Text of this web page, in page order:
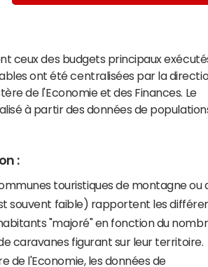
ceux des budgets principaux
ont été centralisées par la
de l'Economie et des Finances. Le
à partir des données de
:
touristiques de montagne ou
souvent faible) rapportent les
"majoré" en fonction du
caravanes figurant sur leur territoire.
de l'Economie, les données de